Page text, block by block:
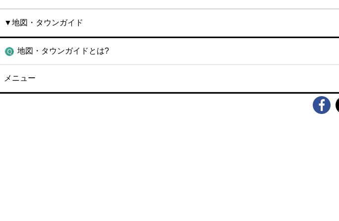
▼地図・タウンガイド
地図・タウンガイドとは?
メニュー